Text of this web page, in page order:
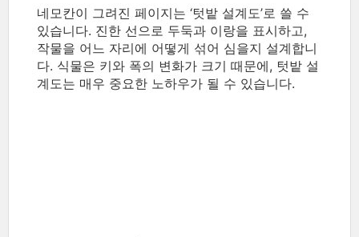
네모칸이 그려진 페이지는 ‘텃밭 설계도’로 쓸 수
있습니다. 진한 선으로 두둑과 이랑을 표시하고,
작물을 어느 자리에 어떻게 섞어 심을지 설계합니
다. 식물은 키와 폭의 변화가 크기 때문에, 텃밭 설
계도는 매우 중요한 노하우가 될 수 있습니다.